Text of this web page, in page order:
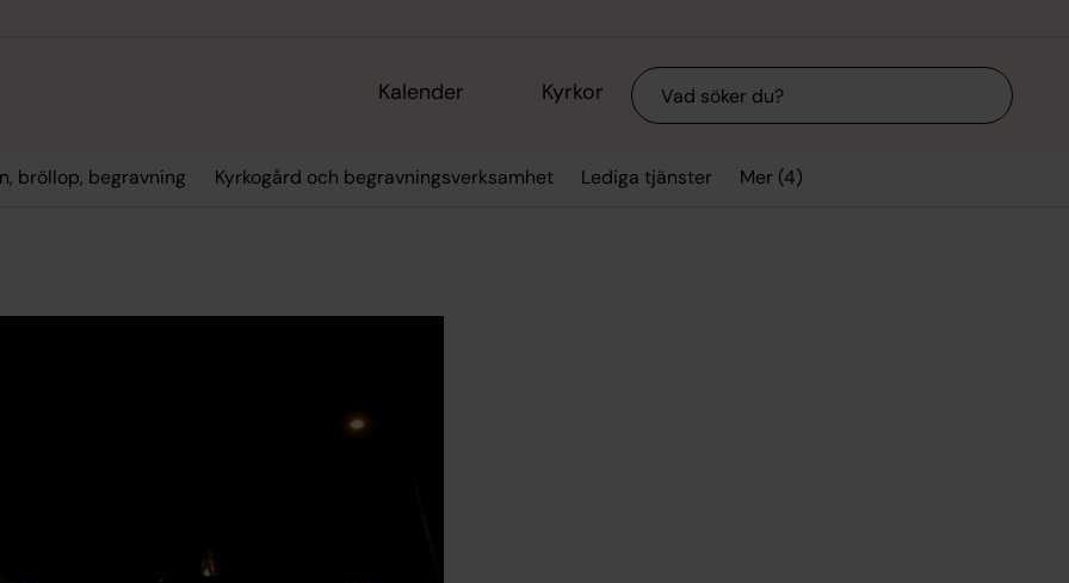
Kalender Kyrkor Sök
bröllop, begravning Kyrkogård och begravningsverksamhet Lediga tjänster Mer (4)